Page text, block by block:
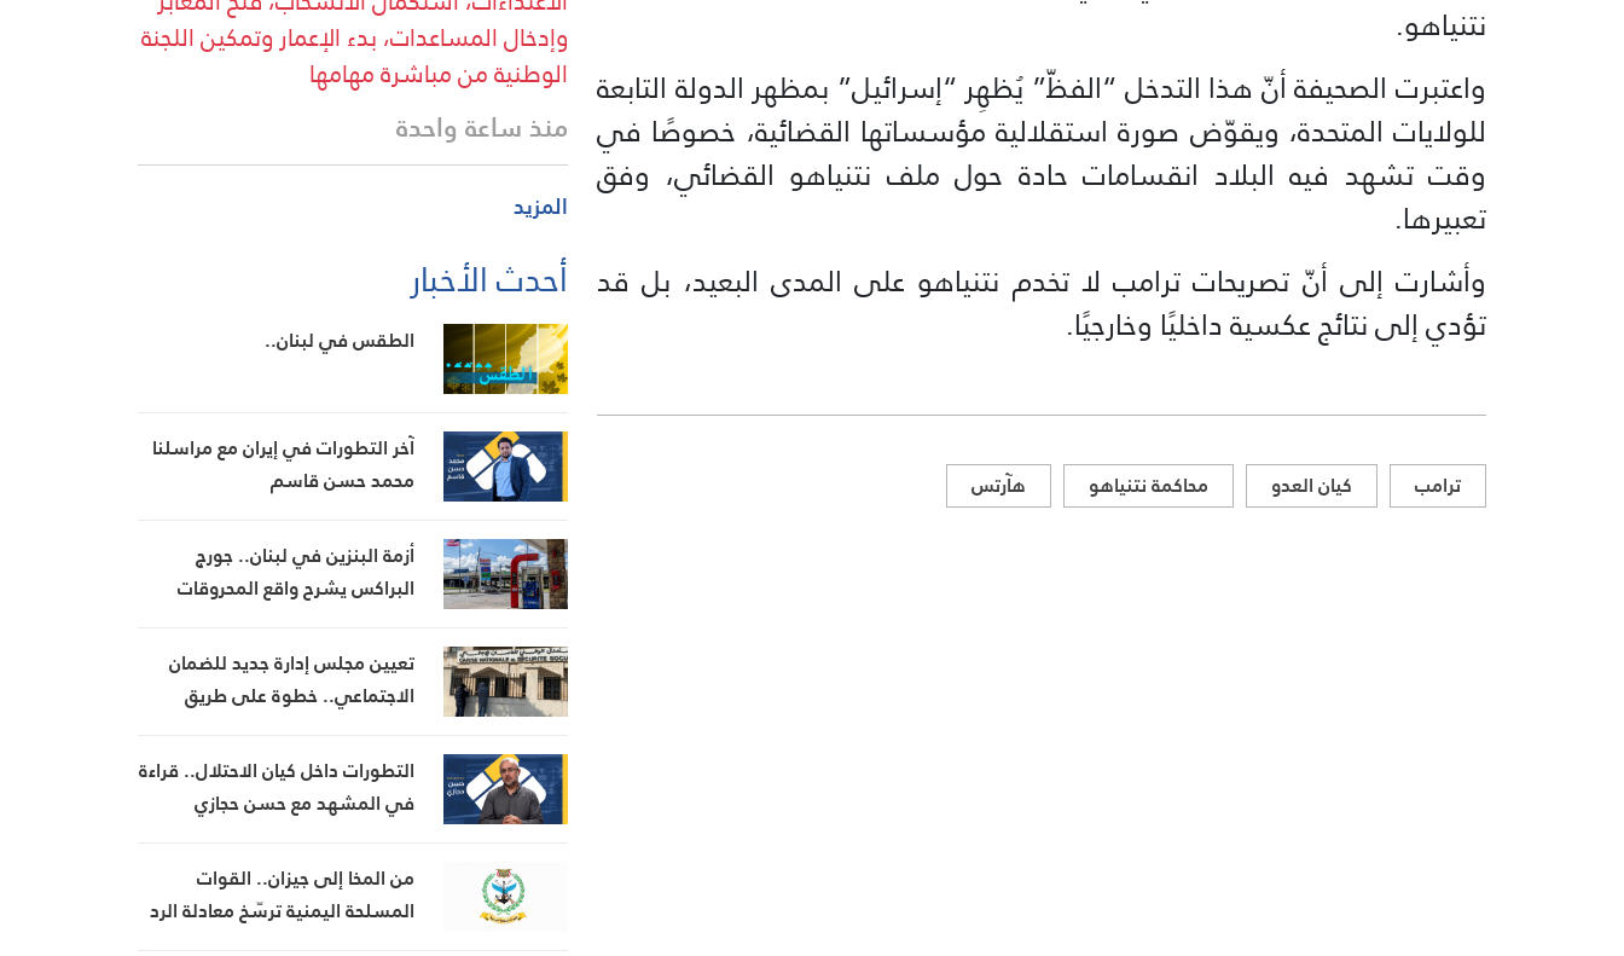
نتنياهو.
واعتبرت الصحيفة أنّ هذا التدخل “الفظّ” يُظهِر “إسرائيل” بمظهر الدولة التابعة
للولايات المتحدة، ويقوّض صورة استقلالية مؤسساتها القضائية، خصوصًا في
وقت تشهد فيه البلاد انقسامات حادة حول ملف نتنياهو القضائي، وفق
تعبيرها.
وأشارت إلى أنّ تصريحات ترامب لا تخدم نتنياهو على المدى البعيد، بل قد
تؤدي إلى نتائج عكسية داخليًا وخارجيًا.
ترامب كيان العدو محاكمة نتنياهو هآرتس
وإدخال المساعدات، بدء الإعمار وتمكين اللجنة
الوطنية من مباشرة مهامها
منذ ساعة واحدة
المزيد
أحدث الأخبار
الطقس في لبنان..
آخر التطورات في إيران مع مراسلنا
محمد حسن قاسم
أزمة البنزين في لبنان.. جورج
البراكس يشرح واقع المحروقات
تعيين مجلس إدارة جديد للضمان
الاجتماعي.. خطوة على طريق
الاجتماعية
التطورات داخل كيان الاحتلال.. قراءة
في المشهد مع حسن حجازي
من المخا إلى جيزان.. القوات
المسلحة اليمنية ترسّخ معادلة الرد